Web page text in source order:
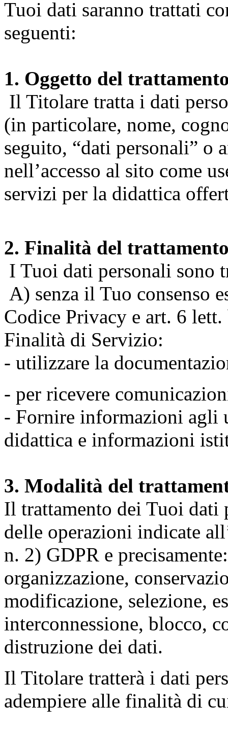
Tuoi dati saranno trattati
seguenti:
1. Oggetto del
Il Titolare tratta i dati
(in particolare, nome,
seguito, “dati personali” o
nell’accesso al sito come
servizi per la didattica
2. Finalità del
I Tuoi dati personali sono
A) senza il Tuo consenso
Codice Privacy e art. 6
Finalità di Servizio:
- utilizzare la
- per ricevere
- Fornire informazioni agli
didattica e informazioni
3. Modalità del
Il trattamento dei Tuoi dati
delle operazioni indicate
n. 2) GDPR e
organizzazione,
modificazione, selezione,
interconnessione, blocco,
distruzione dei dati.
Il Titolare tratterà i dati
adempiere alle finalità di